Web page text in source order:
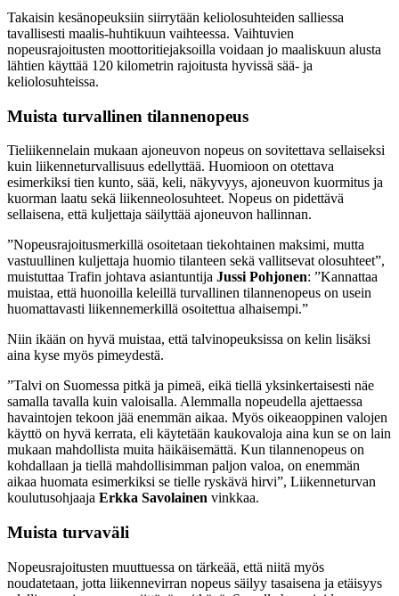
Takaisin kesänopeuksiin siirrytään keliolosuhteiden salliessa
tavallisesti maalis-huhtikuun vaihteessa. Vaihtuvien
nopeusrajoitusten moottoritiejaksoilla voidaan jo maaliskuun alusta
lähtien käyttää 120 kilometrin rajoitusta hyvissä sää- ja
keliolosuhteissa.
Muista turvallinen tilannenopeus
Tieliikennelain mukaan ajoneuvon nopeus on sovitettava sellaiseksi
kuin liikenneturvallisuus edellyttää. Huomioon on otettava
esimerkiksi tien kunto, sää, keli, näkyvyys, ajoneuvon kuormitus ja
kuorman laatu sekä liikenneolosuhteet. Nopeus on pidettävä
sellaisena, että kuljettaja säilyttää ajoneuvon hallinnan.
”Nopeusrajoitusmerkillä osoitetaan tiekohtainen maksimi, mutta
vastuullinen kuljettaja huomio tilanteen sekä vallitsevat olosuhteet”,
muistuttaa Trafin johtava asiantuntija Jussi Pohjonen: ”Kannattaa
muistaa, että huonoilla keleillä turvallinen tilannenopeus on usein
huomattavasti liikennemerkillä osoitettua alhaisempi.”
Niin ikään on hyvä muistaa, että talvinopeuksissa on kelin lisäksi
aina kyse myös pimeydestä.
”Talvi on Suomessa pitkä ja pimeä, eikä tiellä yksinkertaisesti näe
samalla tavalla kuin valoisalla. Alemmalla nopeudella ajettaessa
havaintojen tekoon jää enemmän aikaa. Myös oikeaoppinen valojen
käyttö on hyvä kerrata, eli käytetään kaukovaloja aina kun se on lain
mukaan mahdollista muita häikäisemättä. Kun tilannenopeus on
kohdallaan ja tiellä mahdollisimman paljon valoa, on enemmän
aikaa huomata esimerkiksi se tielle ryskävä hirvi”, Liikenneturvan
koulutusohjaaja Erkka Savolainen vinkkaa.
Muista turvaväli
Nopeusrajoitusten muuttuessa on tärkeää, että niitä myös
noudatetaan, jotta liikennevirran nopeus säilyy tasaisena ja etäisyys